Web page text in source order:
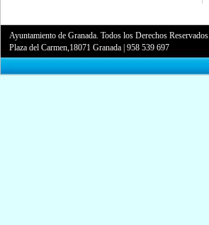
Ayuntamiento de Granada. Todos los Derechos Reservados.
Plaza del Carmen,18071 Granada |958 539 697